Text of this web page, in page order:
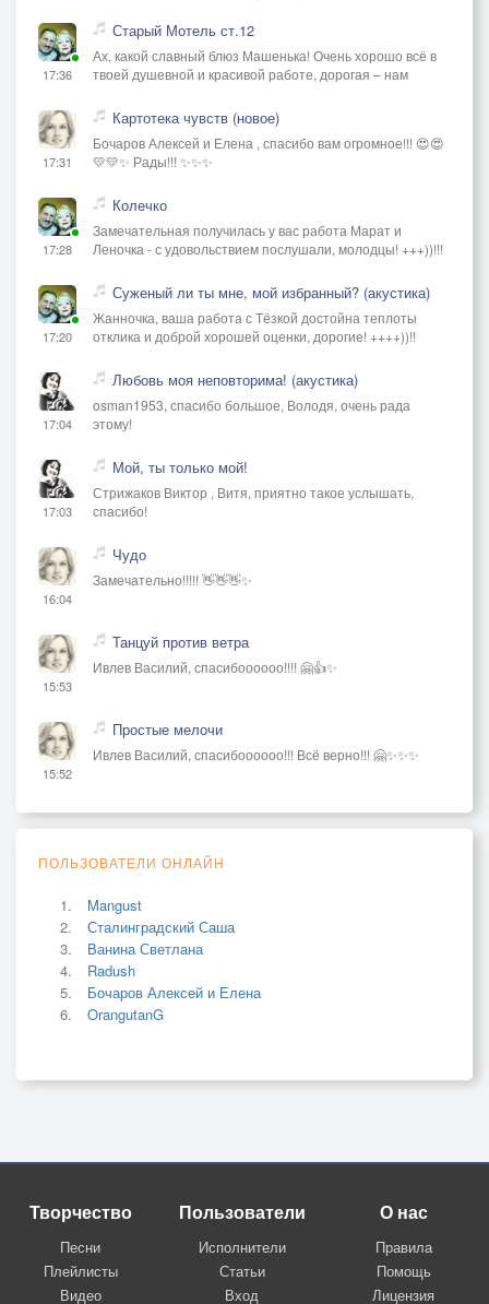
ПРИПЕВ:Всё достало но надо жить
Всеми правдами и не правдами
И не надо меня судить
Что не понял самого главного
И указывать место в стойле
Ну а я буду жить по своему
17:36
Старый Мотель ст.12
Ах, какой славный блюз Машенька! Очень хорошо всё в
твоей душевной и красивой работе, дорогая – нам
17:31
Картотека чувств (новое)
Бочаров Алексей и Елена , спасибо вам огромное!!! 😍😍
💛💛✨ Рады!!! ✨✨✨
17:28
Колечко
Замечательная получилась у вас работа Марат и
Леночка - с удовольствием послушали, молодцы! +++))!!!
17:20
Суженый ли ты мне, мой избранный? (акустика)
Жанночка, ваша работа с Тёзкой достойна теплоты
отклика и доброй хорошей оценки, дорогие! ++++))!!
17:04
Любовь моя неповторима! (акустика)
osman1953, спасибо большое, Володя, очень рада
этому!
17:03
Мой, ты только мой!
Стрижаков Виктор , Витя, приятно такое услышать,
спасибо!
16:04
Чудо
Замечательно!!!!! 👋👋👋✨
15:53
Танцуй против ветра
Ивлев Василий, спасибоооооо!!!! 🤗👍✨
15:52
Простые мелочи
Ивлев Василий, спасибоооооо!!! Всё верно!!! 🤗✨✨✨
ПОЛЬЗОВАТЕЛИ ОНЛАЙН
Mangust
Сталинградский Саша
Ванина Светлана
Radush
Бочаров Алексей и Елена
OrangutanG
Творчество
Песни
Плейлисты
Видео
Пользователи
Исполнители
Статьи
Вход
О нас
Правила
Помощь
Лицензия